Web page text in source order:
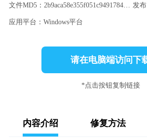
文件MD5：2b9aca58e355f051c94917849f6fbbec 发
应用平台：Windows平台
请在电脑端访问下
*点击按钮复制链接
内容介绍 修复方法